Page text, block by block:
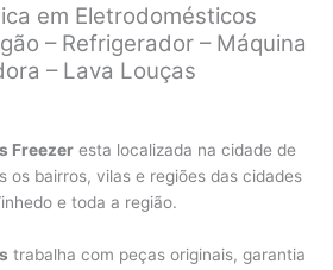
em Eletrodomésticos
– Refrigerador – Máquina
– Lava Louças
Freezer esta localizada na cidade de
os bairros, vilas e regiões das cidades
e toda a região.
trabalha com peças originais, garantia